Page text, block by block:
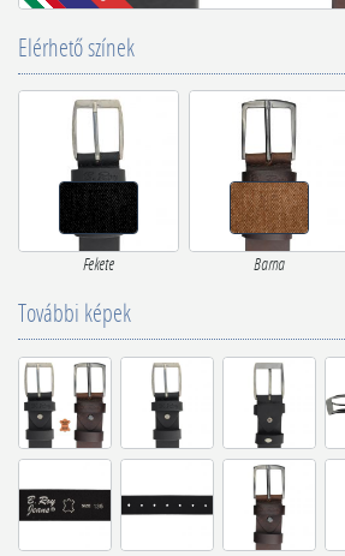
Elérhető színek
Fekete Barna
További képek